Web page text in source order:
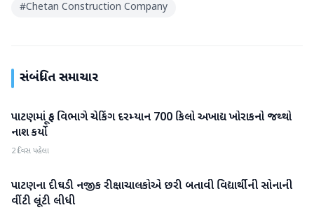
#Chetan Construction Company
સંબંધિત સમાચાર
પાટણ
પાટણમાં ફૂડ વિભાગે ચેકિંગ દરમ્યાન 700 કિલો અખાદ્ય ખોરાકનો જથ્થો
નાશ કર્યો
2 દિવસ પહેલા
પાટણ
પાટણના દીઘડી નજીક રીક્ષાચાલકોએ છરી બતાવી વિદ્યાર્થીની સોનાની
વીંટી લૂંટી લીધી